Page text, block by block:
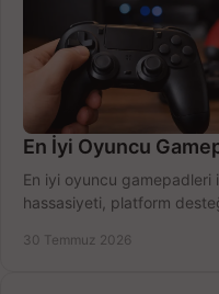
En İyi Oyuncu
En iyi oyuncu gamepadleri
hassasiyeti, platform
30 Temmuz 2026